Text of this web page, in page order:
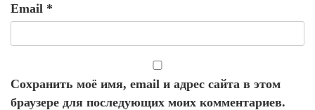
Email *
Сохранить моё имя, email и адрес сайта в этом
браузере для последующих моих комментариев.